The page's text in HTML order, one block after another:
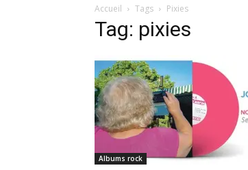
Accueil Tags Pixies
Tag: pixies
Albums rock